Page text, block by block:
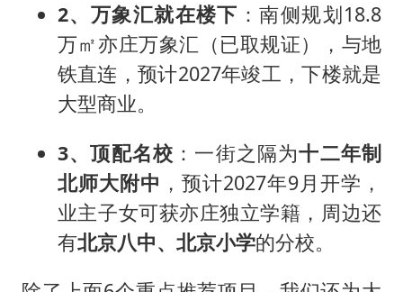
2、万象汇就在楼下 ：南侧规划18.8
万㎡亦庄万象汇（已取规证），与地
铁直连，预计2027年竣工，下楼就是
大型商业。
3、顶配名校 ：一街之隔为十二年制
北师大附中 ，预计2027年9月开学，
业主子女可获亦庄独立学籍，周边还
有北京八中、北京小学的分校。